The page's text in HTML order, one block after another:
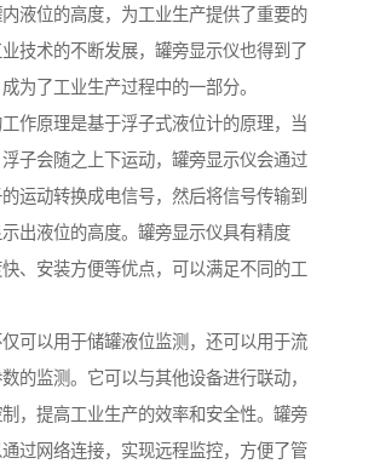
液位的高度，为工业生产提供了重要的
技术的不断发展，罐旁显示仪也得到了
为了工业生产过程中的一部分。
作原理是基于浮子式液位计的原理，当
子会随之上下运动，罐旁显示仪会通过
运动转换成电信号，然后将信号传输到
出液位的高度。罐旁显示仪具有精度
、安装方便等优点，可以满足不同的工
可以用于储罐液位监测，还可以用于流
的监测。它可以与其他设备进行联动，
，提高工业生产的效率和安全性。罐旁
过网络连接，实现远程监控，方便了管